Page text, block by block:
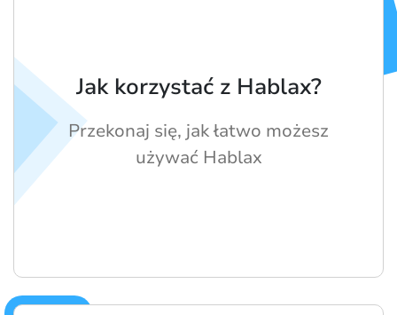
Jak korzystać z Hablax?
Przekonaj się, jak łatwo możesz
używać Hablax